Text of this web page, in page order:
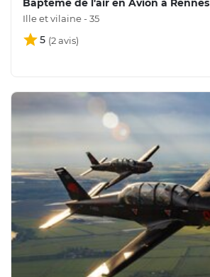
Baptême de l'air en Avion à Rennes
Ille et vilaine - 35
5